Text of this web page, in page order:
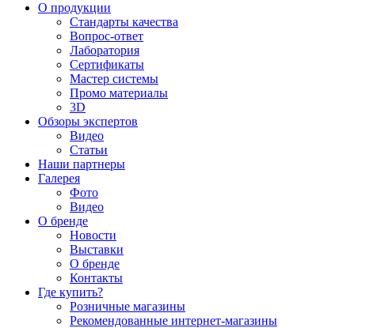
О продукции
Стандарты качества
Вопрос-ответ
Лаборатория
Сертификаты
Мастер системы
Промо материалы
3D
Обзоры экспертов
Видео
Статьи
Наши партнеры
Галерея
Фото
Видео
О бренде
Новости
Выставки
О бренде
Контакты
Где купить?
Розничные магазины
Рекомендованные интернет-магазины